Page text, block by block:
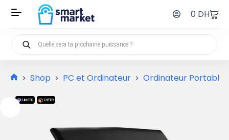
0 DH
Shop PC et Ordinateur Ordinateur Portable
LIMITED OFFER